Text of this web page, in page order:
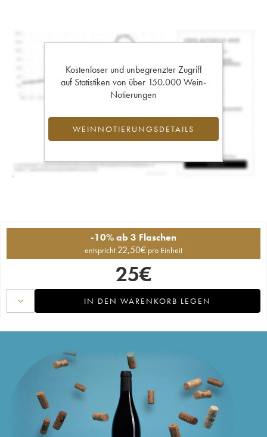
Kostenloser und unbegrenzter Zugriff
auf Statistiken von über 150.000 Wein-
Notierungen
WEINNOTIERUNGSDETAILS
-10% ab 3 Flaschen
entspricht 22,50€ pro Einheit
25€
IN DEN WARENKORB LEGEN